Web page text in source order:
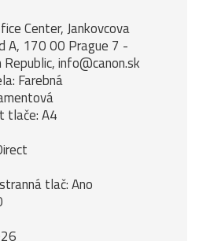
Center, Jankovcova
A, 170 00 Prague 7 -
info@canon.sk
Farebná
tlače: A4
tlač: Ano